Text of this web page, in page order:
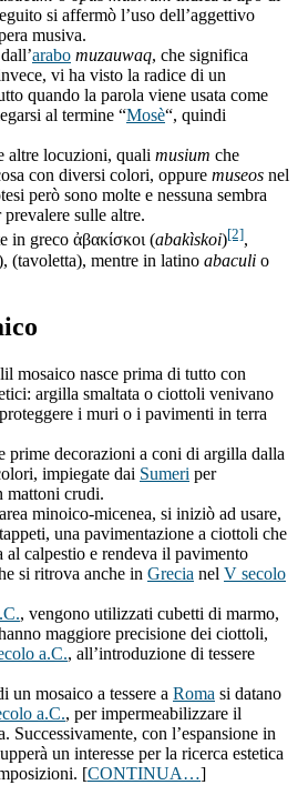
si affermò l’uso dell’aggettivo
musiva.
arabo muzauwaq, che significa
vi ha visto la radice di un
quando la parola viene usata come
al termine “Mosè“, quindi
altre locuzioni, quali musium che
con diversi colori, oppure museos nel
però sono molte e nessuna sembra
sulle altre.
in greco ἀβακίσκοι (abakìskoi)[2],
(tavoletta), mentre in latino abaculi o
l mosaico nasce prima di tutto con
argilla smaltata o ciottoli venivano
i muri o i pavimenti in terra
prime decorazioni a coni di argilla dalla
impiegate dai Sumeri per
mattoni crudi.
minoico-micenea, si iniziò ad usare,
una pavimentazione a ciottoli che
al calpestio e rendeva il pavimento
si ritrova anche in Grecia nel V secolo
, vengono utilizzati cubetti di marmo,
maggiore precisione dei ciottoli,
a.C., all’introduzione di tessere
un mosaico a tessere a Roma si datano
a.C., per impermeabilizzare il
Successivamente, con l’espansione in
un interesse per la ricerca estetica
[CONTINUA…]